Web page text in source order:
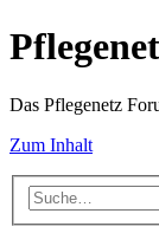
Das Pflegenetz
Zum Inhalt